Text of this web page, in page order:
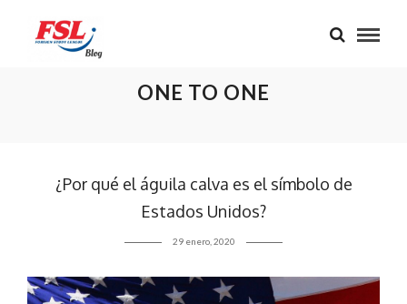
ONE TO ONE
¿Por qué el águila calva es el símbolo de
Estados Unidos?
29 enero, 2020